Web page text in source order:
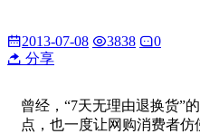
2013-07-08 3838
0
分享
曾经，“7天无理由退换货”
点，也一度让网购消费者